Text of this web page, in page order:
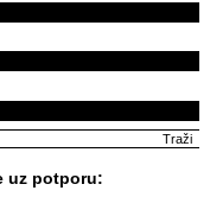
uz potporu: